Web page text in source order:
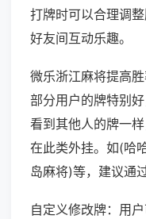
打牌时可以合理调
好友间互动乐趣。
微乐浙江麻将提高
部分用户的牌特别
看到其他人的牌一
在此类外挂。如(哈
岛麻将)等，建议通
自定义修改牌：用